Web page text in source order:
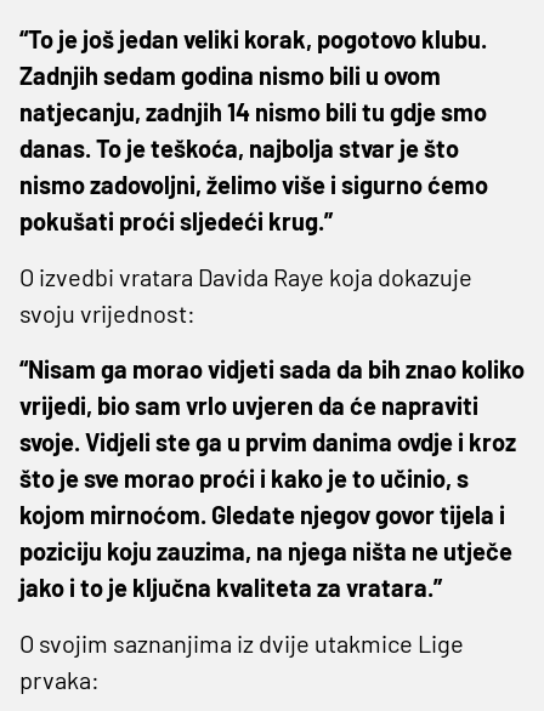
“To je još jedan veliki korak, pogotovo klubu.
Zadnjih sedam godina nismo bili u ovom
natjecanju, zadnjih 14 nismo bili tu gdje smo
danas. To je teškoća, najbolja stvar je što
nismo zadovoljni, želimo više i sigurno ćemo
pokušati proći sljedeći krug.”
O izvedbi vratara Davida Raye koja dokazuje
svoju vrijednost:
“Nisam ga morao vidjeti sada da bih znao koliko
vrijedi, bio sam vrlo uvjeren da će napraviti
svoje. Vidjeli ste ga u prvim danima ovdje i kroz
što je sve morao proći i kako je to učinio, s
kojom mirnoćom. Gledate njegov govor tijela i
poziciju koju zauzima, na njega ništa ne utječe
jako i to je ključna kvaliteta za vratara.”
O svojim saznanjima iz dvije utakmice Lige
prvaka: